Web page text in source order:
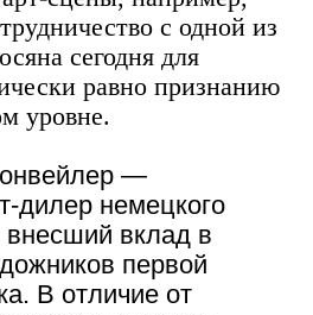
с одной из
сегодня для
равно признанию
уровне.
—
дилер немецкого
вклад в
первой
В отличие от